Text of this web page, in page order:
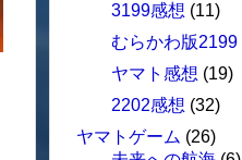
3199感想 (11)
むらかわ版2199
ヤマト感想 (19)
2202感想 (32)
ヤマトゲーム (26)